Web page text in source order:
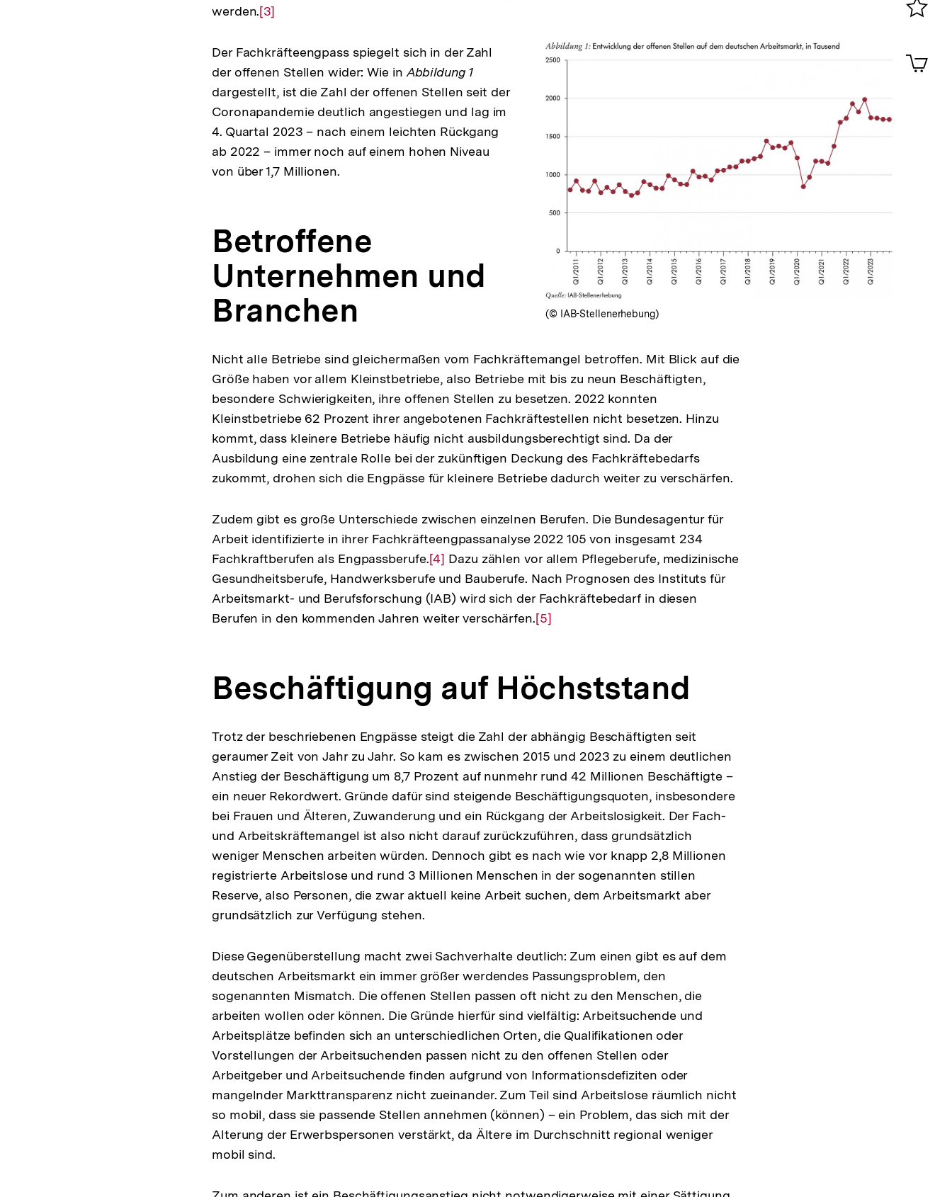
werden.Zur
der
Fußnote
[3]
In
(© IAB-Stellenerhebung)
Der Fachkräfteengpass spiegelt sich in der Zahl
der offenen Stellen wider: Wie inAbbildung 1
dargestellt, ist die Zahl der offenen Stellen seit der
Coronapandemie deutlich angestiegen und lag im
4. Quartal 2023 – nach einem leichten Rückgang
ab 2022 – immer noch auf einem hohen Niveau
von über 1,7 Millionen.
Betroffene
Unternehmen und
Branchen
Nicht alle Betriebe sind gleichermaßen vom Fachkräftemangel betroffen. Mit Blick auf die
Größe haben vor allem Kleinstbetriebe, also Betriebe mit bis zu neun Beschäftigten,
besondere Schwierigkeiten, ihre offenen Stellen zu besetzen. 2022 konnten
Kleinstbetriebe 62 Prozent ihrer angebotenen Fachkräftestellen nicht besetzen. Hinzu
kommt, dass kleinere Betriebe häufig nicht ausbildungsberechtigt sind. Da der
Ausbildung eine zentrale Rolle bei der zukünftigen Deckung des Fachkräftebedarfs
zukommt, drohen sich die Engpässe für kleinere Betriebe dadurch weiter zu verschärfen.
Zudem gibt es große Unterschiede zwischen einzelnen Berufen. Die Bundesagentur für
Arbeit identifizierte in ihrer Fachkräfteengpassanalyse 2022 105 von insgesamt 234
Fachkraftberufen als Engpassberufe.Zur
Auflösung
der
Fußnote
[4] Dazu zählen vor allem Pflegeberufe, medizinische
Gesundheitsberufe, Handwerksberufe und Bauberufe. Nach Prognosen des Instituts für
Arbeitsmarkt- und Berufsforschung (IAB) wird sich der Fachkräftebedarf in diesen
Berufen in den kommenden Jahren weiter verschärfen.Zur
Fußnote
[5]
Beschäftigung auf Höchststand
Trotz der beschriebenen Engpässe steigt die Zahl der abhängig Beschäftigten seit
geraumer Zeit von Jahr zu Jahr. So kam es zwischen 2015 und 2023 zu einem deutlichen
Anstieg der Beschäftigung um 8,7 Prozent auf nunmehr rund 42 Millionen Beschäftigte –
ein neuer Rekordwert. Gründe dafür sind steigende Beschäftigungsquoten, insbesondere
bei Frauen und Älteren, Zuwanderung und ein Rückgang der Arbeitslosigkeit. Der Fach-
und Arbeitskräftemangel ist also nicht darauf zurückzuführen, dass grundsätzlich
weniger Menschen arbeiten würden. Dennoch gibt es nach wie vor knapp 2,8 Millionen
registrierte Arbeitslose und rund 3 Millionen Menschen in der sogenannten stillen
Reserve, also Personen, die zwar aktuell keine Arbeit suchen, dem Arbeitsmarkt aber
grundsätzlich zur Verfügung stehen.
Diese Gegenüberstellung macht zwei Sachverhalte deutlich: Zum einen gibt es auf dem
deutschen Arbeitsmarkt ein immer größer werdendes Passungsproblem, den
sogenannten Mismatch. Die offenen Stellen passen oft nicht zu den Menschen, die
arbeiten wollen oder können. Die Gründe hierfür sind vielfältig: Arbeitsuchende und
Arbeitsplätze befinden sich an unterschiedlichen Orten, die Qualifikationen oder
Vorstellungen der Arbeitsuchenden passen nicht zu den offenen Stellen oder
Arbeitgeber und Arbeitsuchende finden aufgrund von Informationsdefiziten oder
mangelnder Markttransparenz nicht zueinander. Zum Teil sind Arbeitslose räumlich nicht
so mobil, dass sie passende Stellen annehmen (können) – ein Problem, das sich mit der
Alterung der Erwerbspersonen verstärkt, da Ältere im Durchschnitt regional weniger
mobil sind.